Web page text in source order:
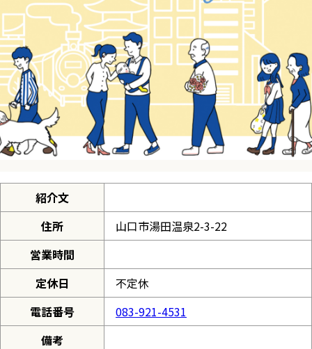
紹介文
住所
山口市湯田温泉2-3-22
営業時間
定休日
不定休
電話番号
083-921-4531
備考